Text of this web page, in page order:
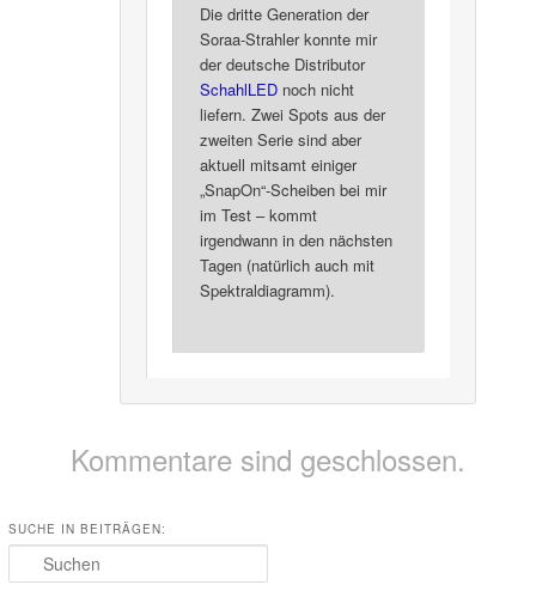
Die dritte Generation der
Soraa-Strahler konnte mir
der deutsche Distributor
SchahlLEDnoch nicht
liefern. Zwei Spots aus der
zweiten Serie sind aber
aktuell mitsamt einiger
„SnapOn“-Scheiben bei mir
im Test – kommt
irgendwann in den nächsten
Tagen (natürlich auch mit
Spektraldiagramm).
Kommentare sind geschlossen.
SUCHE IN BEITRÄGEN:
Suchen